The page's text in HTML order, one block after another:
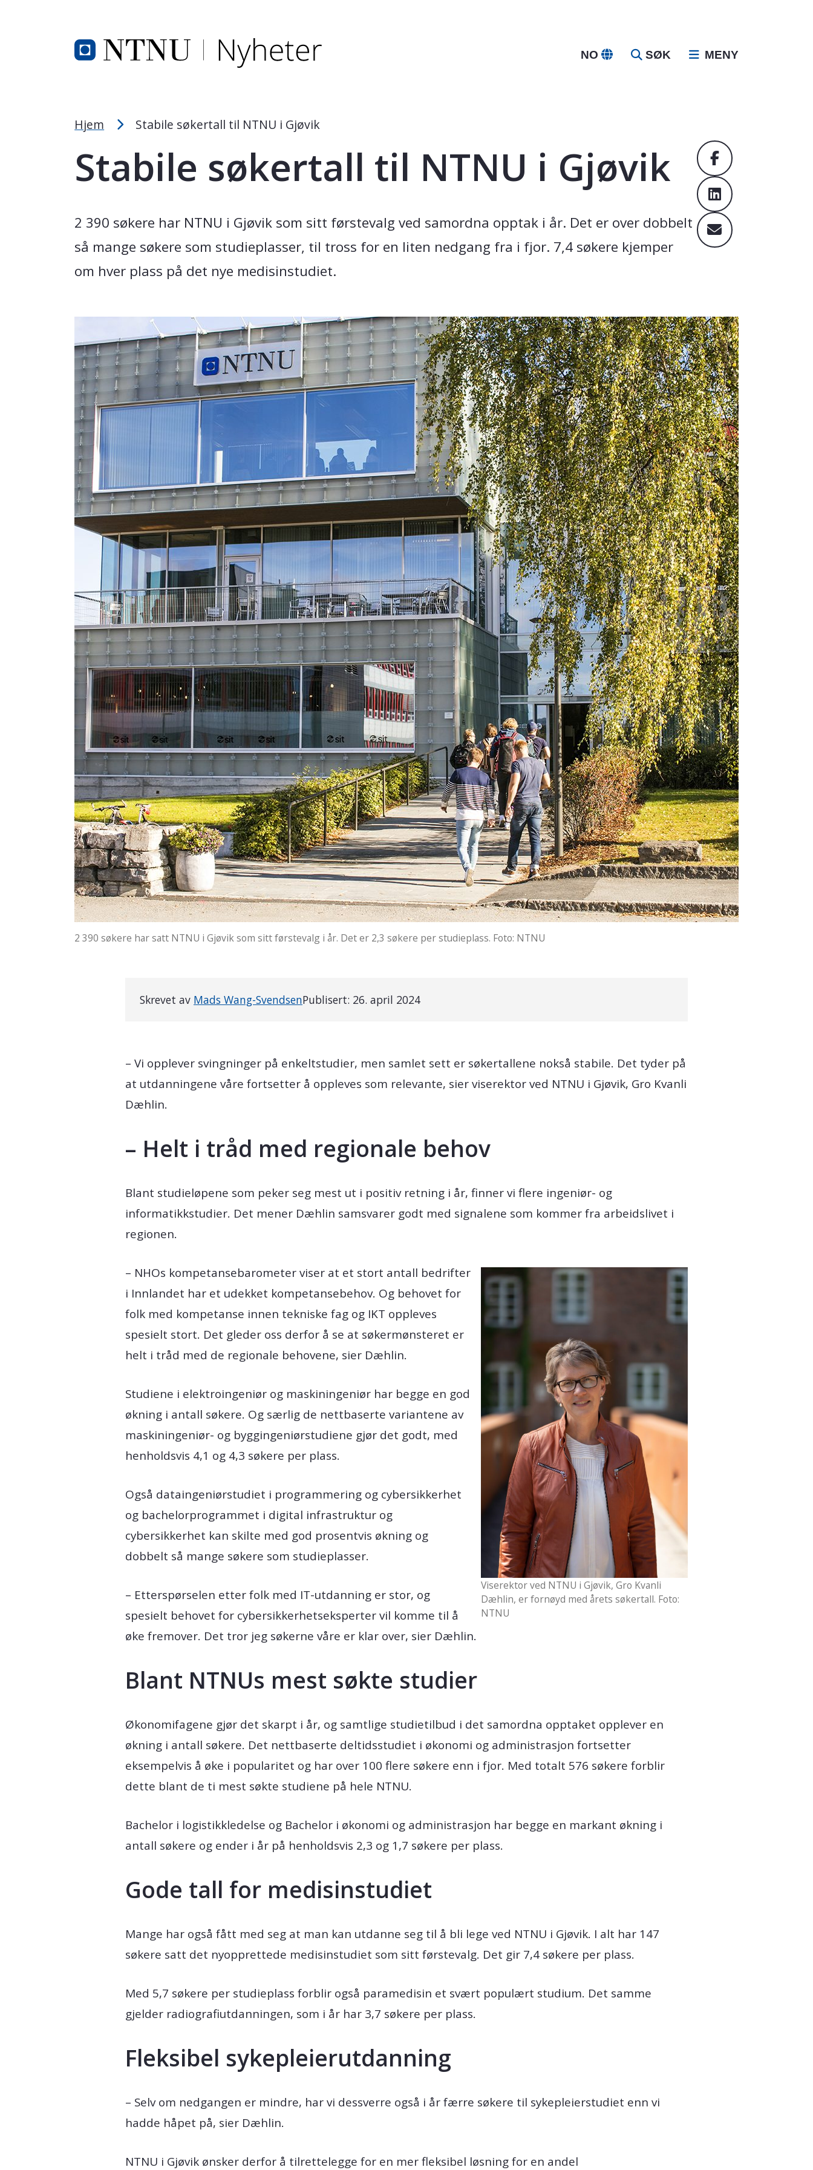
PC: Press ned CTRL og klikk på + (pluss) for å forstørre eller - (minus) for å forminske.
MAC: Press ned CMD og klikk på + (pluss) for å forstørre eller - (minus) for å forminske.
NO SØK MENY
Hjem Stabile søkertall til NTNU i Gjøvik
Stabile søkertall til NTNU i Gjøvik
2 390 søkere har NTNU i Gjøvik som sitt førstevalg ved samordna opptak i år. Det er over dobbelt
så mange søkere som studieplasser, til tross for en liten nedgang fra i fjor. 7,4 søkere kjemper
om hver plass på det nye medisinstudiet.
2 390 søkere har satt NTNU i Gjøvik som sitt førstevalg i år. Det er 2,3 søkere per studieplass. Foto: NTNU
Skrevet av Mads Wang-SvendsenPublisert: 26. april 2024
– Vi opplever svingninger på enkeltstudier, men samlet sett er søkertallene nokså stabile. Det tyder på
at utdanningene våre fortsetter å oppleves som relevante, sier viserektor ved NTNU i Gjøvik, Gro Kvanli
Dæhlin.
– Helt i tråd med regionale behov
Blant studieløpene som peker seg mest ut i positiv retning i år, finner vi flere ingeniør- og
informatikkstudier. Det mener Dæhlin samsvarer godt med signalene som kommer fra arbeidslivet i
regionen.
Viserektor ved NTNU i Gjøvik, Gro Kvanli
Dæhlin, er fornøyd med årets søkertall. Foto:
NTNU
– NHOs kompetansebarometer viser at et stort antall bedrifter
i Innlandet har et udekket kompetansebehov. Og behovet for
folk med kompetanse innen tekniske fag og IKT oppleves
spesielt stort. Det gleder oss derfor å se at søkermønsteret er
helt i tråd med de regionale behovene, sier Dæhlin.
Studiene i elektroingeniør og maskiningeniør har begge en god
økning i antall søkere. Og særlig de nettbaserte variantene av
maskiningeniør- og byggingeniørstudiene gjør det godt, med
henholdsvis 4,1 og 4,3 søkere per plass.
Også dataingeniørstudiet i programmering og cybersikkerhet
og bachelorprogrammet i digital infrastruktur og
cybersikkerhet kan skilte med god prosentvis økning og
dobbelt så mange søkere som studieplasser.
– Etterspørselen etter folk med IT-utdanning er stor, og
spesielt behovet for cybersikkerhetseksperter vil komme til å
øke fremover. Det tror jeg søkerne våre er klar over, sier Dæhlin.
Blant NTNUs mest søkte studier
Økonomifagene gjør det skarpt i år, og samtlige studietilbud i det samordna opptaket opplever en
økning i antall søkere. Det nettbaserte deltidsstudiet i økonomi og administrasjon fortsetter
eksempelvis å øke i popularitet og har over 100 flere søkere enn i fjor. Med totalt 576 søkere forblir
dette blant de ti mest søkte studiene på hele NTNU.
Bachelor i logistikkledelse og Bachelor i økonomi og administrasjon har begge en markant økning i
antall søkere og ender i år på henholdsvis 2,3 og 1,7 søkere per plass.
Gode tall for medisinstudiet
Mange har også fått med seg at man kan utdanne seg til å bli lege ved NTNU i Gjøvik. I alt har 147
søkere satt det nyopprettede medisinstudiet som sitt førstevalg. Det gir 7,4 søkere per plass.
Med 5,7 søkere per studieplass forblir også paramedisin et svært populært studium. Det samme
gjelder radiografiutdanningen, som i år har 3,7 søkere per plass.
Fleksibel sykepleierutdanning
– Selv om nedgangen er mindre, har vi dessverre også i år færre søkere til sykepleierstudiet enn vi
hadde håpet på, sier Dæhlin.
NTNU i Gjøvik ønsker derfor å tilrettelegge for en mer fleksibel løsning for en andel